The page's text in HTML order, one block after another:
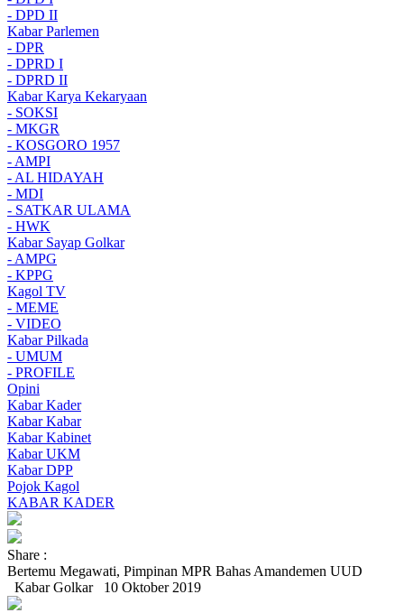
- DPD II
Kabar Parlemen
- DPR
- DPRD I
- DPRD II
Kabar Karya Kekaryaan
- SOKSI
- MKGR
- KOSGORO 1957
- AMPI
- AL HIDAYAH
- MDI
- SATKAR ULAMA
- HWK
Kabar Sayap Golkar
- AMPG
- KPPG
Kagol TV
- MEME
- VIDEO
Kabar Pilkada
- UMUM
- PROFILE
Opini
Kabar Kader
Kabar Kabar
Kabar Kabinet
Kabar UKM
Kabar DPP
Pojok Kagol
KABAR KADER
Share :
Bertemu Megawati, Pimpinan MPR Bahas Amandemen UUD
Kabar Golkar
10 Oktober 2019